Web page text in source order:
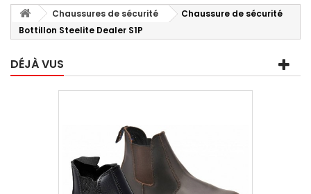
Chaussures de sécurité
Chaussure de sécurité
Bottillon Steelite Dealer S1P
DÉJÀ VUS